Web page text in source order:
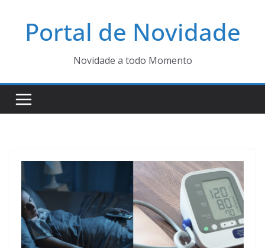
Portal de Novidade
Novidade a todo Momento